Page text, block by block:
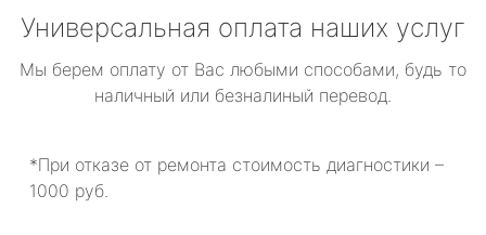
Универсальная оплата наших услуг
Мы берем оплату от Вас любыми способами, будь то
наличный или безналиный перевод.
*При отказе от ремонта стоимость диагностики –
1000 руб.